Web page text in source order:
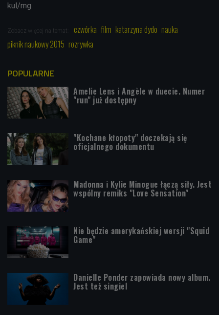
kul/mg
Zobacz więcej na temat: czwórka film katarzyna dydo nauka
piknik naukowy 2015 rozrywka
POPULARNE
Amelie Lens i Angèle w duecie. Numer
"run" już dostępny
"Kochane kłopoty" doczekają się
oficjalnego dokumentu
Madonna i Kylie Minogue łączą siły. Jest
wspólny remiks "Love Sensation"
Nie będzie amerykańskiej wersji "Squid
Game"
Danielle Ponder zapowiada nowy album.
Jest też singiel